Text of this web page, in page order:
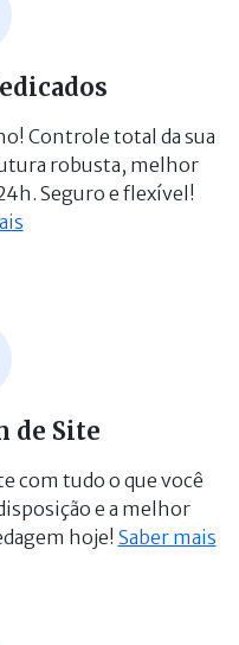
Controle total da sua
robusta, melhor
Seguro e flexível!
de Site
com tudo o que você
e a melhor
hoje! Saber mais